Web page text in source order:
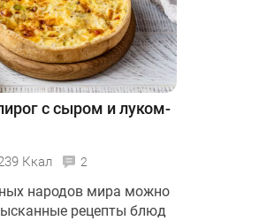
с сыром и луком-
Ккал 2
народов мира можно
рецепты блюд